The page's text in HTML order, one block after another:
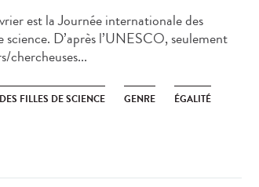
est la Journée internationale des
science. D’après l’UNESCO, seulement
chercheuses...
FILLES DE SCIENCE GENRE ÉGALITÉ